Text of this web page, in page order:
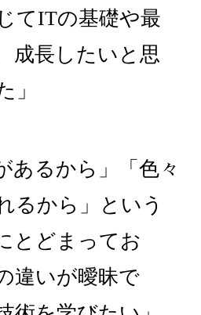
てITの基礎や最
成長したいと思
」
あるから」「色々
るから」という
とどまってお
違いが曖昧で